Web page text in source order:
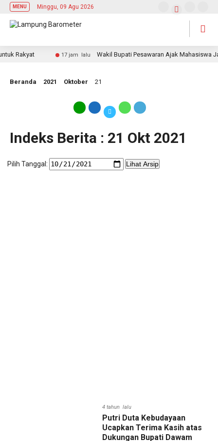
MENU Minggu, 09 Agu 2026
Rakyat 17 jam lalu Wakil Bupati Pesawaran Ajak Mahasiswa
Beranda 2021 Oktober 21
Indeks Berita : 21 Okt 2021
Pilih Tanggal: Lihat Arsip
4 tahun lalu
Putri Duta Kebudayaan
Ucapkan Terima Kasih atas
Dukungan Bupati Dawam